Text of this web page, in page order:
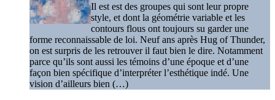
Il est est des groupes qui sont leur propre
style, et dont la géométrie variable et les
contours flous ont toujours su garder une
forme reconnaissable de loi. Neuf ans après Hug of Thunder,
on est surpris de les retrouver il faut bien le dire. Notamment
parce qu’ils sont aussi les témoins d’une époque et d’une
façon bien spécifique d’interpréter l’esthétique indé. Une
vision d’ailleurs bien (…)